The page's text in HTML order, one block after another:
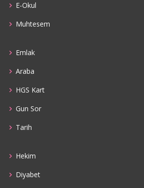
E-Okul
Muhtesem
Emlak
Araba
HGS Kart
Gun Sor
Tarih
Hekim
Diyabet